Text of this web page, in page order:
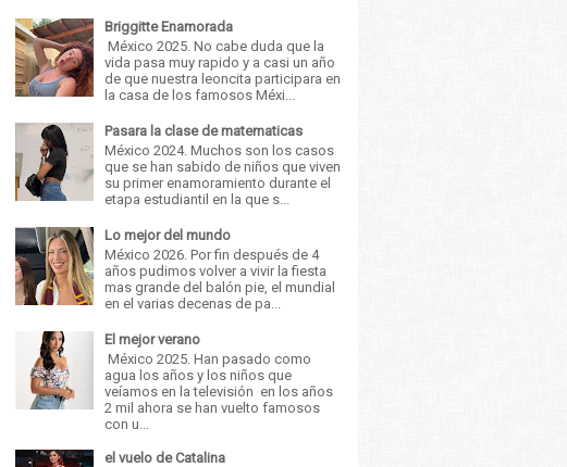
Briggitte Enamorada
México 2025. No cabe duda que la
vida pasa muy rapido y a casi un año
de que nuestra leoncita participara en
la casa de los famosos Méxi...
Pasara la clase de matematicas
México 2024. Muchos son los casos
que se han sabido de niños que viven
su primer enamoramiento durante el
etapa estudiantil en la que s...
Lo mejor del mundo
México 2026. Por fin después de 4
años pudimos volver a vivir la fiesta
mas grande del balón pie, el mundial
en el varias decenas de pa...
El mejor verano
México 2025. Han pasado como
agua los años y los niños que
veíamos en la televisión en los años
2 mil ahora se han vuelto famosos
con u...
el vuelo de Catalina